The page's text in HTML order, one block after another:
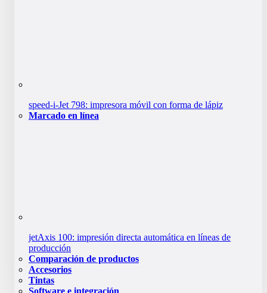
speed-i-Jet 798: impresora móvil con forma de lápiz
Marcado en línea
jetAxis 100: impresión directa automática en líneas de
producción
Comparación de productos
Accesorios
Tintas
Software e integración